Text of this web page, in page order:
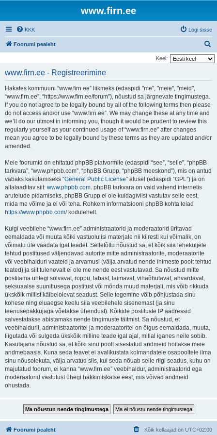
www.firn.ee
KKK Logi sisse
Foorumi pealeht
t
Keel:
www.firn.ee - Registreerimine
Hakates kommuuni “www.firn.ee” liikmeks (edaspidi "me", "meie", "meid",
“www.firn.ee”, “https://www.firn.ee/forum”), nõustud sa järgnevate tingimustega.
If you do not agree to be legally bound by all of the following terms then please
do not access and/or use “www.firn.ee”. We may change these at any time and
we’ll do our utmost in informing you, though it would be prudent to review this
regularly yourself as your continued usage of “www.firn.ee” after changes
mean you agree to be legally bound by these terms as they are updated and/or
amended.
Meie foorumid on ehitatud phpBB platvormile (edaspidi “see”, “selle”, “phpBB
tarkvara”, “www.phpbb.com”, “phpBB Grupp, “phpBB meeskond”), mis on antud
vabaks kasutamiseks “General Public License” alusel (edaspidi “GPL”) ja on
allalaaditav siit: www.phpbb.com. phpBB tarkvara on vaid vahend internetis
arutelude pidamiseks, phpBB Grupp ei ole kuidagiviisi vastutav selle eest,
mida me võime ja ei või teha. Rohkem informatsiooni phpBB kohta leiad
https://www.phpbb.com/kodulehelt.
Kuigi veebilehe “www.firn.ee” administraatorid ja moderaatorid üritavad
eemaldada või muuta kõiki vastuolulisi materjale nii kiiresti kui võimalik, on
võimatu üle vaadata igat teadet. Selletõttu nõustud sa, et kõik siia leheküljele
tehtud postitused väljendavad autorite mitte administraatorite, moderaatorite
või veebihalduri vaateid ja arvamusi (välja arvatud nende inimeste poolt tehtud
teated) ja siit tulenevalt ei ole me nende eest vastutavad. Sa nõustud mitte
postitama ühtegi solvavat, roppu, labast, laimavat, vihaõhutavat, ähvardavat,
seksuaalse suunitlusega postitust või mõnda muud materjali, mis võib rikkuda
ükskõik millist käibelolevat seadust. Selle tegemine võib põhjustada sinu
kohese ning eluaegse keelu siia veebilehele sisenemast (ja sinu
teenusepakkujaga võetakse ühendust). Kõikide postituste IP aadressid
salvestatakse abistamaks nende tingimuste täitmist. Sa nõustud, et
veebihalduril, administraatoritel ja moderaatoritel on õigus eemaldada, muuta,
liigutada või sulgeda ükskõik milline teade igal ajal, millal iganes neile sobib.
Kasutajana nõustud sa, et kõiki sinu poolt sisestatud andmeid hoitakse meie
andmebaasis. Kuna seda teavet ei avalikustata kolmandatele osapooltele ilma
sinu nõusolekuta, välja arvatud siis, kui seda nõuab selle riigi seadus, kuhu on
majutatud foorum, ei kanna “www.firn.ee” veebihaldur, administraatorid ega
moderaatorid vastutust ühegi häkkimiskatse eest, mis võivad andmeid
ohustada.
Foorumi pealeht Kõik kellaajad on UTC+02:00